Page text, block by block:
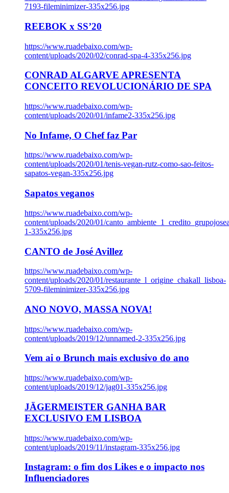
7193-fileminimizer-335x256.jpg
REEBOK x SS’20
https://www.ruadebaixo.com/wp-
content/uploads/2020/02/conrad-spa-4-335x256.jpg
CONRAD ALGARVE APRESENTA
CONCEITO REVOLUCIONÁRIO DE SPA
https://www.ruadebaixo.com/wp-
content/uploads/2020/01/infame2-335x256.jpg
No Infame, O Chef faz Par
https://www.ruadebaixo.com/wp-
content/uploads/2020/01/tenis-vegan-rutz-como-sao-feitos-
sapatos-vegan-335x256.jpg
Sapatos veganos
https://www.ruadebaixo.com/wp-
content/uploads/2020/01/
1-335x256.jpg
CANTO de José Avillez
https://www.ruadebaixo.com/wp-
content/uploads/2020/01/restaurante_l_origine_chakall_lisboa-
5709-fileminimizer-335x256.jpg
ANO NOVO, MASSA NOVA!
https://www.ruadebaixo.com/wp-
content/uploads/2019/12/unnamed-2-335x256.jpg
Vem ai o Brunch mais exclusivo do ano
https://www.ruadebaixo.com/wp-
content/uploads/2019/12/jag01-335x256.jpg
JÄGERMEISTER GANHA BAR
EXCLUSIVO EM LISBOA
https://www.ruadebaixo.com/wp-
content/uploads/2019/11/instagram-335x256.jpg
Instagram: o fim dos Likes e o impacto nos
Influenciadores